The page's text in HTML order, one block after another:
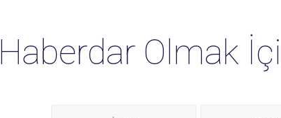
Haberdar Olmak